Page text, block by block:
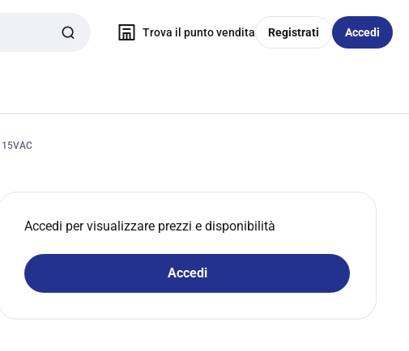
Trova il punto vendita Registrati Accedi
Accedi per visualizzare prezzi e disponibilità
Accedi